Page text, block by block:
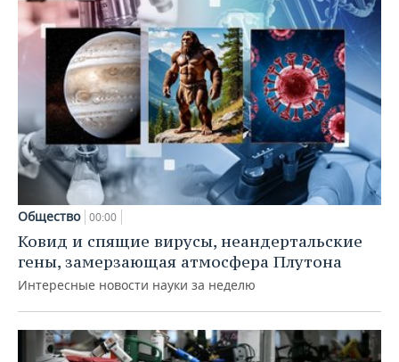
Общество 00:00
Ковид и спящие вирусы, неандертальские
гены, замерзающая атмосфера Плутона
Интересные новости науки за неделю